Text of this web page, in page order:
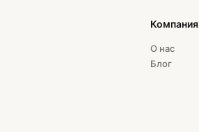
Компания
О нас
Блог